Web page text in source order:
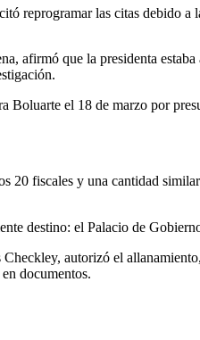
reprogramar las citas debido a
afirmó que la presidenta
el 18 de marzo por
20 fiscales y una cantidad
destino: el Palacio de
autorizó el
documentos.